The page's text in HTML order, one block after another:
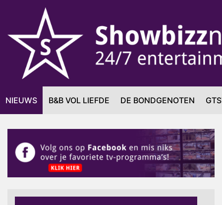
NIEUWS B&B VOL LIEFDE DE BONDGENOTEN